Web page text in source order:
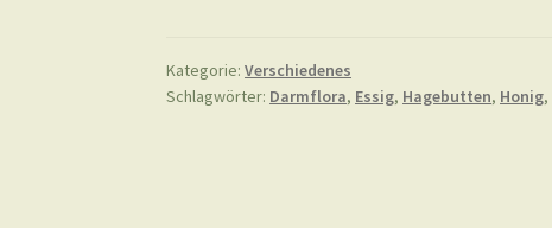
Kategorie:Verschiedenes
Schlagwörter: Darmflora, Essig, Hagebutten, Honig,